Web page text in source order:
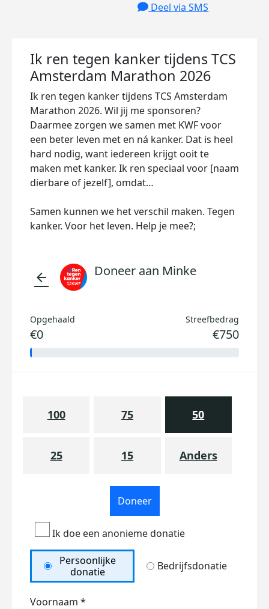
Deel via SMS
Ik ren tegen kanker tijdens TCS
Amsterdam Marathon 2026
Ik ren tegen kanker tijdens TCS Amsterdam
Marathon 2026. Wil jij me sponsoren?
Daarmee zorgen we samen met KWF voor
een beter leven met en ná kanker. Dat is heel
hard nodig, want iedereen krijgt ooit te
maken met kanker. Ik ren speciaal voor [naam
dierbare of jezelf], omdat…
Samen kunnen we het verschil maken. Tegen
kanker. Voor het leven. Help je mee?;
arrow_back Doneer aan Minke
Opgehaald
€0
Streefbedrag
€750
100 75 50
25 15 Anders
Doneer
Ik doe een anonieme donatie
Persoonlijke
donatie
Bedrijfsdonatie
Voornaam *